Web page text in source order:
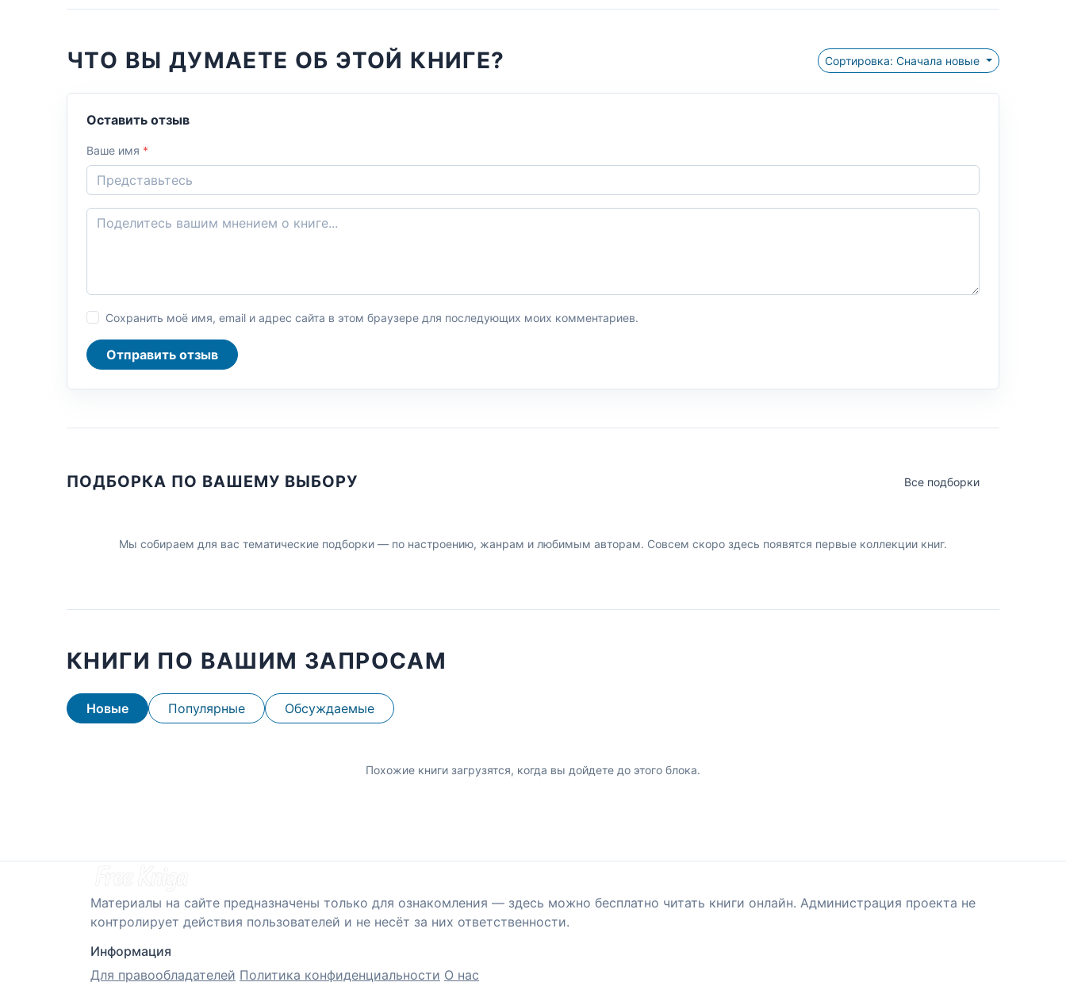
ЧТО ВЫ ДУМАЕТЕ ОБ ЭТОЙ КНИГЕ? Сортировка: Сначала новые
Оставить отзыв
Ваше имя *
Сохранить моё имя, email и адрес сайта в этом браузере для последующих моих комментариев.
Отправить отзыв
ПОДБОРКА ПО ВАШЕМУ ВЫБОРУ Все подборки
Мы собираем для вас тематические подборки — по настроению, жанрам и любимым авторам. Совсем скоро здесь появятся первые коллекции книг.
КНИГИ ПО ВАШИМ ЗАПРОСАМ
Новые Популярные Обсуждаемые
Похожие книги загрузятся, когда вы дойдете до этого блока.
Материалы на сайте предназначены только для ознакомления — здесь можно бесплатно читать книги онлайн. Администрация проекта не
контролирует действия пользователей и не несёт за них ответственности.
Информация
Для правообладателей Политика конфиденциальности О нас